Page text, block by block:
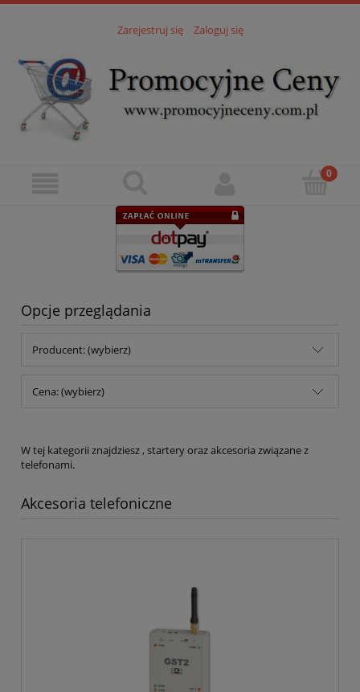
Zarejestruj się Zaloguj się
Opcje przeglądania
Producent: (wybierz)
Cena: (wybierz)
W tej kategorii znajdziesz , startery oraz akcesoria związane z
telefonami.
Akcesoria telefoniczne